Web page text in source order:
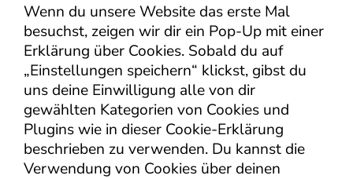
sonstiges
Wenn du unsere Website das erste Mal
besuchst, zeigen wir dir ein Pop-Up mit einer
Erklärung über Cookies. Sobald du auf
„Einstellungen speichern“ klickst, gibst du
uns deine Einwilligung alle von dir
gewählten Kategorien von Cookies und
Plugins wie in dieser Cookie-Erklärung
beschrieben zu verwenden. Du kannst die
Verwendung von Cookies über deinen